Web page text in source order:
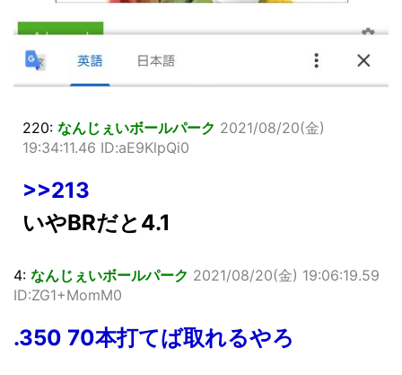
220: なんじぇいボールパーク 2021/08/20(金)
19:34:11.46 ID:aE9KlpQi0
>>213
いやBRだと4.1
4: なんじぇいボールパーク 2021/08/20(金) 19:06:19.59
ID:ZG1+MomM0
.350 70本打てば取れるやろ